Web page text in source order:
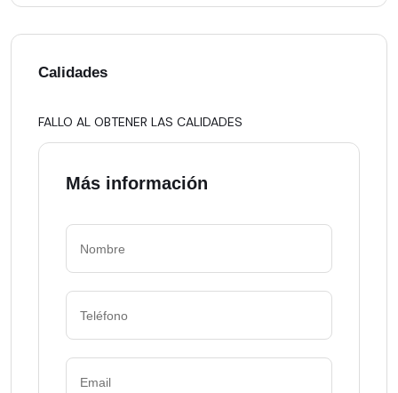
Calidades
FALLO AL OBTENER LAS CALIDADES
Más información